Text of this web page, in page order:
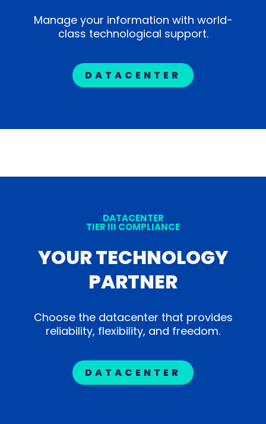
Manage your information with world-
class technological support.
DATACENTER
DATACENTER
TIER III COMPLIANCE
YOUR TECHNOLOGY
PARTNER
Choose the datacenter that provides
reliability, flexibility, and freedom.
DATACENTER